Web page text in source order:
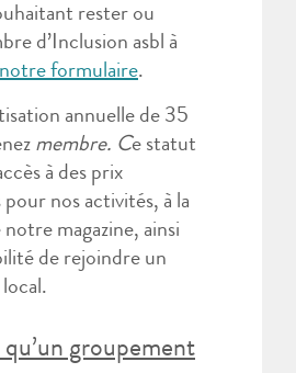
rester ou
d’Inclusion asbl à
notre formulaire.
annuelle de 35
membre. Ce statut
à des prix
nos activités, à la
magazine, ainsi
de rejoindre un
groupement